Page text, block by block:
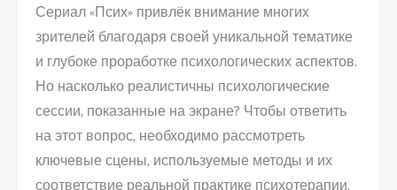
Сериал «Псих» привлёк внимание многих
зрителей благодаря своей уникальной тематике
и глубоке проработке психологических аспектов.
Но насколько реалистичны психологические
сессии, показанные на экране? Чтобы ответить
на этот вопрос, необходимо рассмотреть
ключевые сцены, используемые методы и их